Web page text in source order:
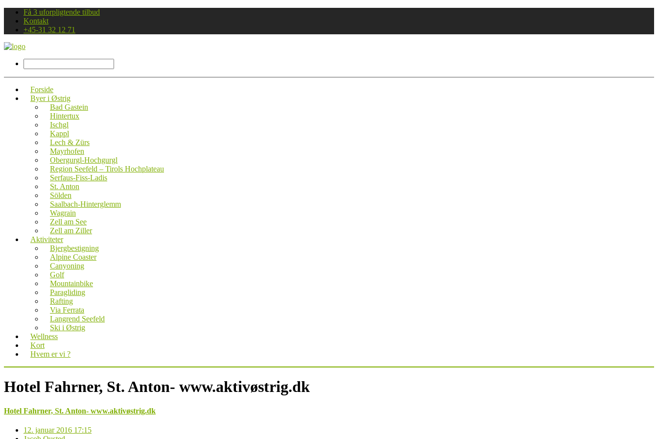
Få 3 uforpligtende tilbud
Kontakt
+45-31 32 12 71
Forside
Byer i Østrig
Bad Gastein
Hintertux
Ischgl
Kappl
Lech & Zürs
Mayrhofen
Obergurgl-Hochgurgl
Region Seefeld – Tirols Hochplateau
Serfaus-Fiss-Ladis
St. Anton
Sölden
Saalbach-Hinterglemm
Wagrain
Zell am See
Zell am Ziller
Aktiviteter
Bjergbestigning
Alpine Coaster
Canyoning
Golf
Mountainbike
Paragliding
Rafting
Via Ferrata
Langrend Seefeld
Ski i Østrig
Wellness
Kort
Hvem er vi ?
Hotel Fahrner, St. Anton- www.aktivøstrig.dk
Hotel Fahrner, St. Anton- www.aktivøstrig.dk
12. januar 2016 17:15